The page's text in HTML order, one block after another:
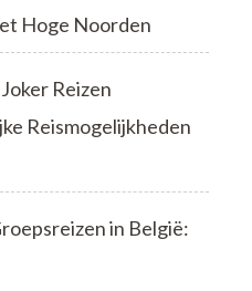
Hoge Noorden
Reizen
Reismogelijkheden
in België: